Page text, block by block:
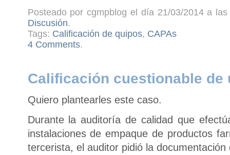
Posteado por cgmpblog el día 21/03/2014 a
Discusión.
Tags: Calificación de quipos, CAPAs
4 Comments.
Calificación cuestionable de
Quiero plantearles este caso.
Durante la auditoría de calidad que
instalaciones de empaque de productos
tercerista, el auditor pidió la